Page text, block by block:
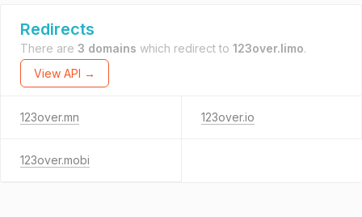
Redirects
There are 3 domains which redirect to 123over.limo.
View API →
123over.mn 123over.io
123over.mobi